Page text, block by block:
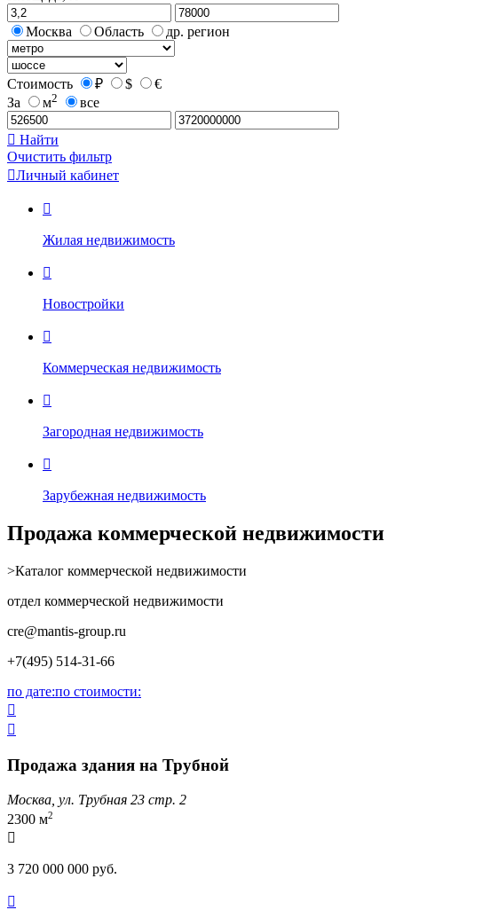
Москва Область др. регион
Стоимость ₽ $
€
За
м2 все
 Найти
Очистить фильтр
Личный кабинет

Жилая недвижимость

Новостройки

Коммерческая недвижимость

Загородная недвижимость

Зарубежная недвижимость
Продажа коммерческой недвижимости
>Каталог коммерческой недвижимости
отдел коммерческой недвижимости
cre@mantis-group.ru
+7(495) 514-31-66
по дате:по стоимости:


Продажа здания на Трубной
Москва, ул. Трубная 23 стр. 2
2300 м2

3 720 000 000 руб.
